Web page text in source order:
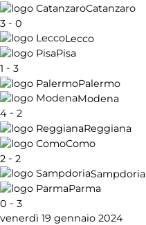
Catanzaro
3 - 0
Lecco
Pisa
1 - 3
Palermo
Modena
4 - 2
Reggiana
Como
2 - 2
Sampdoria
Parma
0 - 3
venerdì 19 gennaio 2024